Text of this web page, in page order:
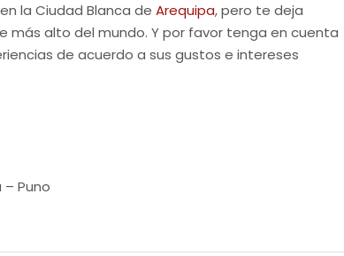
la Ciudad Blanca de Arequipa, pero te deja
más alto del mundo. Y por favor tenga en cuenta
de acuerdo a sus gustos e intereses
Puno